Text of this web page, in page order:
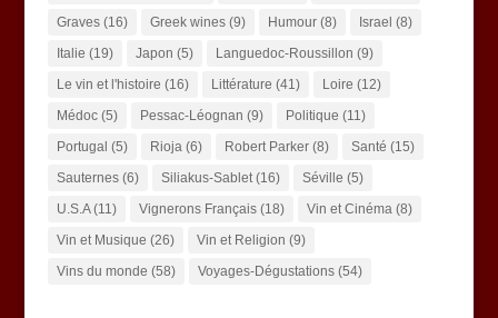
Graves(16) Greek wines(9) Humour(8) Israel (8)
Italie (19) Japon (5) Languedoc-Roussillon (9)
Le vin et l'histoire (16) Littérature (41) Loire (12)
Médoc(5) Pessac-Léognan (9) Politique (11)
Portugal (5) Rioja(6) Robert Parker(8) Santé (15)
Sauternes(6) Siliakus-Sablet(16) Séville (5)
U.S.A(11) Vignerons Français(18) Vin et Cinéma(8)
Vin et Musique (26) Vin et Religion (9)
Vins du monde (58) Voyages-Dégustations(54)